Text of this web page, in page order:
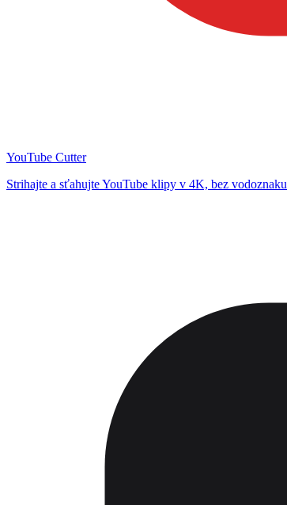
YouTube Cutter
Strihajte a sťahujte YouTube klipy v 4K, bez vodoznaku